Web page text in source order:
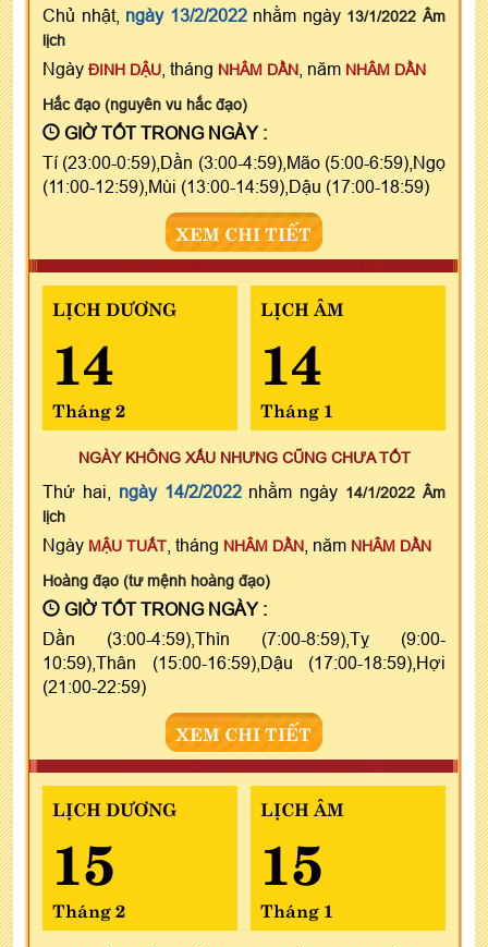
Chủ nhật, ngày 13/2/2022nhằm ngày 13/1/2022 Âm
lịch
Ngày ĐINH DẬU , tháng NHÂM DẦN , năm NHÂM DẦN
Hắc đạo (nguyên vu hắc đạo)
GIỜ TỐT TRONG NGÀY :
Tí (23:00-0:59),Dần (3:00-4:59),Mão (5:00-6:59),Ngọ
(11:00-12:59),Mùi (13:00-14:59),Dậu (17:00-18:59)
XEM CHI TIẾT
LỊCH DƯƠNG
14
Tháng 2
LỊCH ÂM
14
Tháng 1
NGÀY KHÔNG XẤU NHƯNG CŨNG CHƯA TỐT
Thứ hai, ngày 14/2/2022nhằm ngày 14/1/2022 Âm
lịch
Ngày MẬU TUẤT , tháng NHÂM DẦN , năm NHÂM DẦN
Hoàng đạo (tư mệnh hoàng đạo)
GIỜ TỐT TRONG NGÀY :
Dần (3:00-4:59),Thìn (7:00-8:59),Tỵ (9:00-
10:59),Thân (15:00-16:59),Dậu (17:00-18:59),Hợi
(21:00-22:59)
XEM CHI TIẾT
LỊCH DƯƠNG
15
Tháng 2
LỊCH ÂM
15
Tháng 1